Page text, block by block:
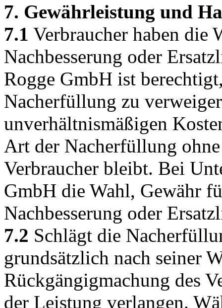
7. Gewährleistung und
7.1 Verbraucher haben die
Nachbesserung oder
Rogge GmbH ist
Nacherfüllung zu
unverhältnismäßigen
Art der Nacherfüllung
Verbraucher bleibt. Bei
GmbH die Wahl, Gewähr
Nachbesserung oder
7.2 Schlägt die
grundsätzlich nach seiner
Rückgängigmachung des
der Leistung verlangen.